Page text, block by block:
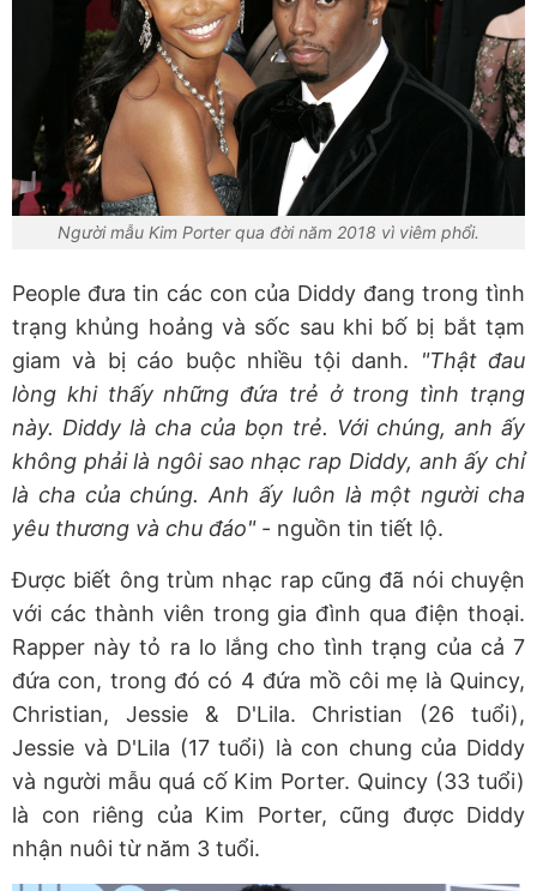
Người mẫu Kim Porter qua đời năm 2018 vì viêm phổi.
People đưa tin các con của Diddy đang trong tình
trạng khủng hoảng và sốc sau khi bố bị bắt tạm
giam và bị cáo buộc nhiều tội danh. "Thật đau
lòng khi thấy những đứa trẻ ở trong tình trạng
này. Diddy là cha của bọn trẻ. Với chúng, anh ấy
không phải là ngôi sao nhạc rap Diddy, anh ấy chỉ
là cha của chúng. Anh ấy luôn là một người cha
yêu thương và chu đáo"- nguồn tin tiết lộ.
Được biết ông trùm nhạc rap cũng đã nói chuyện
với các thành viên trong gia đình qua điện thoại.
Rapper này tỏ ra lo lắng cho tình trạng của cả 7
đứa con, trong đó có 4 đứa mồ côi mẹ là Quincy,
Christian, Jessie & D'Lila. Christian (26 tuổi),
Jessie và D'Lila (17 tuổi) là con chung của Diddy
và người mẫu quá cố Kim Porter. Quincy (33 tuổi)
là con riêng của Kim Porter, cũng được Diddy
nhận nuôi từ năm 3 tuổi.